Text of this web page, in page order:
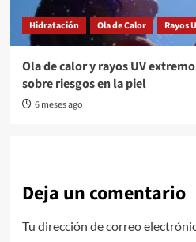
Hidratación Ola de Calor Rayos
Ola de calor y rayos UV
sobre riesgos en la piel
6 meses ago
Deja un comentario
Tu dirección de correo